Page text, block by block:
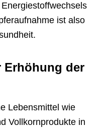
ist also
Erhöhung der
Lebensmittel wie
Vollkornprodukte in